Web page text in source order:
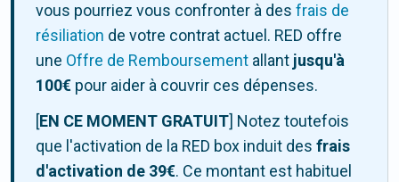
vous pourriez vous confronter à des frais de
résiliation de votre contrat actuel. RED offre
une Offre de Remboursement allant jusqu'à
100€ pour aider à couvrir ces dépenses.
[EN CE MOMENT GRATUIT] Notez toutefois
que l'activation de la RED box induit des frais
d'activation de 39€. Ce montant est habituel